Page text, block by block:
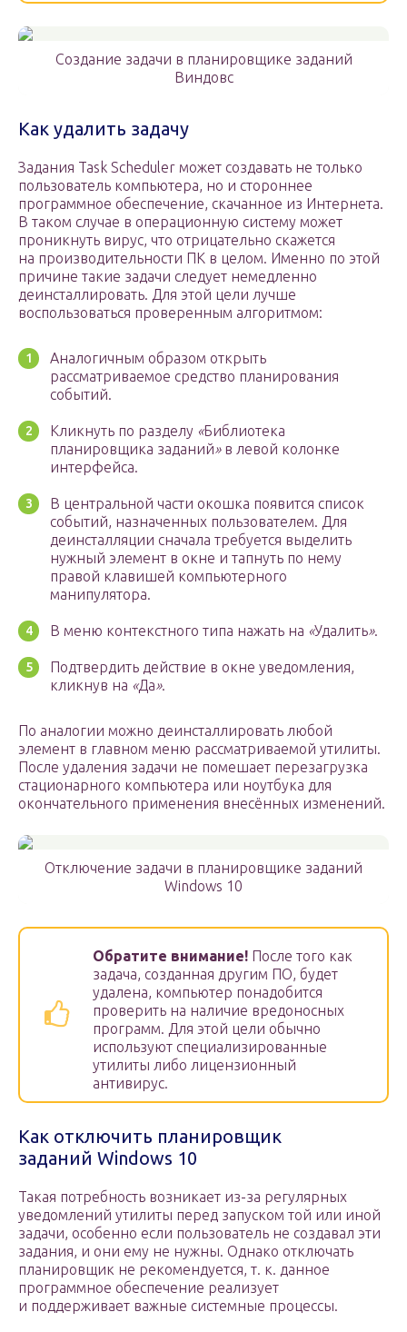
Создание задачи в планировщике заданий
Виндовс
Как удалить задачу
Задания Task Scheduler может создавать не только
пользователь компьютера, но и стороннее
программное обеспечение, скачанное из Интернета.
В таком случае в операционную систему может
проникнуть вирус, что отрицательно скажется
на производительности ПК в целом. Именно по этой
причине такие задачи следует немедленно
деинсталлировать. Для этой цели лучше
воспользоваться проверенным алгоритмом:
Аналогичным образом открыть
рассматриваемое средство планирования
событий.
Кликнуть по разделу «Библиотека
планировщика заданий»в левой колонке
интерфейса.
В центральной части окошка появится список
событий, назначенных пользователем. Для
деинсталляции сначала требуется выделить
нужный элемент в окне и тапнуть по нему
правой клавишей компьютерного
манипулятора.
В меню контекстного типа нажать на «Удалить».
Подтвердить действие в окне уведомления,
кликнув на «Да».
По аналогии можно деинсталлировать любой
элемент в главном меню рассматриваемой утилиты.
После удаления задачи не помешает перезагрузка
стационарного компьютера или ноутбука для
окончательного применения внесённых изменений.
Отключение задачи в планировщике заданий
Windows 10
Обратите внимание! После того как
задача, созданная другим ПО, будет
удалена, компьютер понадобится
проверить на наличие вредоносных
программ. Для этой цели обычно
используют специализированные
утилиты либо лицензионный
антивирус.
Как отключить планировщик
заданий Windows 10
Такая потребность возникает из-за регулярных
уведомлений утилиты перед запуском той или иной
задачи, особенно если пользователь не создавал эти
задания, и они ему не нужны. Однако отключать
планировщик не рекомендуется, т. к. данное
программное обеспечение реализует
и поддерживает важные системные процессы.